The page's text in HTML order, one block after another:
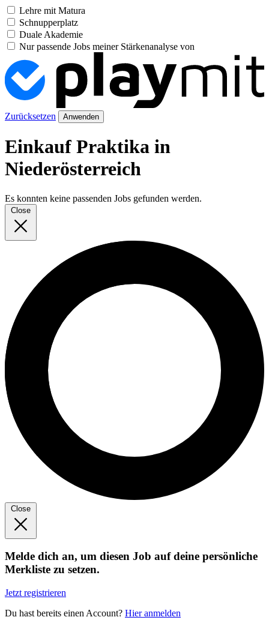
Lehre mit Matura
Schnupperplatz
Duale Akademie
Nur passende Jobs meiner Stärkenanalyse von
Zurücksetzen Anwenden
Einkauf Praktika in
Niederösterreich
Es konnten keine passenden Jobs gefunden werden.
Close
Close
Melde dich an, um diesen Job auf deine persönliche
Merkliste zu setzen.
Jetzt registrieren
Du hast bereits einen Account? Hier anmelden